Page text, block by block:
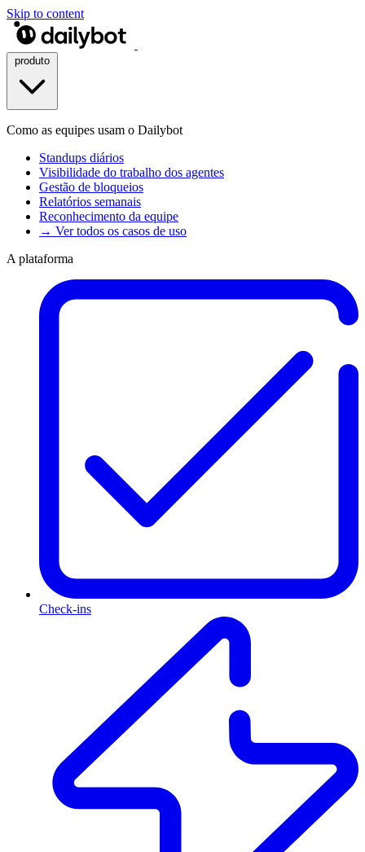
Skip to content
Como as equipes usam o Dailybot
Standups diários
Visibilidade do trabalho dos agentes
Gestão de bloqueios
Relatórios semanais
Reconhecimento da equipe
→ Ver todos os casos de uso
A plataforma
Check-ins